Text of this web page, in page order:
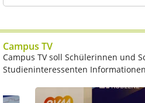
Campus TV
Campus TV soll Schülerinnen und
Studieninteressenten